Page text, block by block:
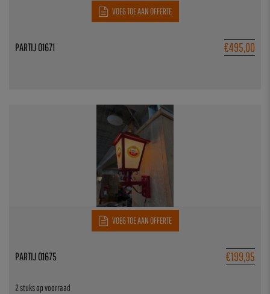
VOEG TOE AAN OFFERTE
€495,00
PARTIJ 01671
VOEG TOE AAN OFFERTE
€199,95
2 stuks op voorraad
PARTIJ 01675